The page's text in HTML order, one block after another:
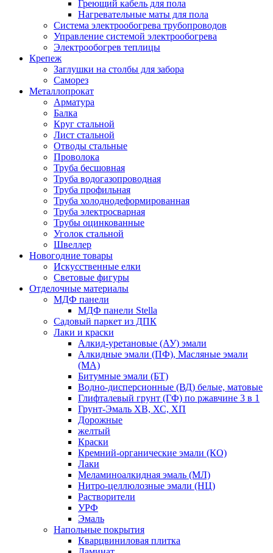
Греющий кабель для пола
Нагревательные маты для пола
Система электрообогрева трубопроводов
Управление системой электрообогрева
Электрообогрев теплицы
Крепеж
Заглушки на столбы для забора
Саморез
Металлопрокат
Арматура
Балка
Круг стальной
Лист стальной
Отводы стальные
Проволока
Труба бесшовная
Труба водогазопроводная
Труба профильная
Труба холоднодеформированная
Труба электросварная
Трубы оцинкованные
Уголок стальной
Швеллер
Новогодние товары
Искусственные елки
Световые фигуры
Отделочные материалы
МДФ панели
МДФ панели Stella
Садовый паркет из ДПК
Лаки и краски
Алкид-уретановые (АУ) эмали
Алкидные эмали (ПФ), Масляные эмали
(МА)
Битумные эмали (БТ)
Водно-дисперсионные (ВД) белые, матовые
Глифталевый грунт (ГФ) по ржавчине 3 в 1
Грунт-Эмаль ХВ, ХС, ХП
Дорожные
желтый
Краски
Кремний-органические эмали (КО)
Лаки
Меламиноалкидная эмаль (МЛ)
Нитро-целлюлозные эмали (НЦ)
Растворители
УРФ
Эмаль
Напольные покрытия
Кварцвиниловая плитка